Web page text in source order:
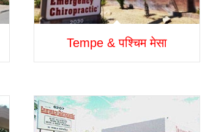
Tempe & पश्चिम मेसा